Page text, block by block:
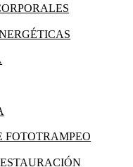
FOTOTRAMPEO